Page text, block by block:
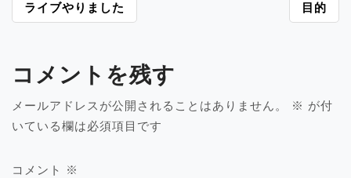
投
稿
ビ
ゲ
ー
シ
ン
ライブやりました 目的
コメントを残す
メールアドレスが公開されることはありません。 ※ が付
いている欄は必須項目です
コメント ※